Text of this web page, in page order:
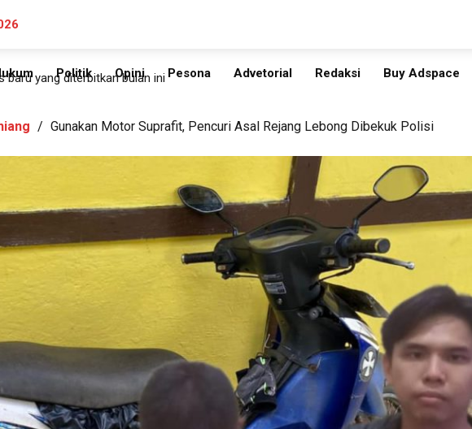
Politik Opini Pesona Advetorial Redaksi Buy Adspace
Search
for:
baru yang diterbitkan bulan ini
/ Gunakan Motor Suprafit, Pencuri Asal Rejang Lebong Dibekuk Polisi